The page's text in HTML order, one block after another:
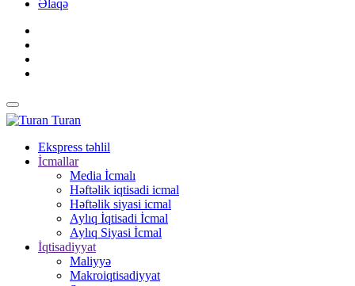
Əlaqə
Turan
Ekspress təhlil
İcmallar
Media İcmalı
Həftəlik iqtisadi icmal
Həftəlik siyasi icmal
Aylıq İqtisadi İcmal
Aylıq Siyasi İcmal
İqtisadiyyat
Maliyyə
Makroiqtisadiyyat